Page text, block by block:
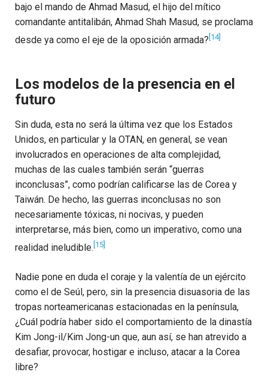
bajo el mando de Ahmad Masud, el hijo del mítico
comandante antitalibán, Ahmad Shah Masud, se proclama
desde ya como el eje de la oposición armada? [14]
Los modelos de la presencia en el
futuro
Sin duda, esta no será la última vez que los Estados
Unidos, en particular y la OTAN, en general, se vean
involucrados en operaciones de alta complejidad,
muchas de las cuales también serán “guerras
inconclusas”, como podrían calificarse las de Corea y
Taiwán. De hecho, las guerras inconclusas no son
necesariamente tóxicas, ni nocivas, y pueden
interpretarse, más bien, como un imperativo, como una
realidad ineludible. [15]
Nadie pone en duda el coraje y la valentía de un ejército
como el de Seúl, pero, sin la presencia disuasoria de las
tropas norteamericanas estacionadas en la península,
¿Cuál podría haber sido el comportamiento de la dinastía
Kim Jong-il/Kim Jong-un que, aun así, se han atrevido a
desafiar, provocar, hostigar e incluso, atacar a la Corea
libre?